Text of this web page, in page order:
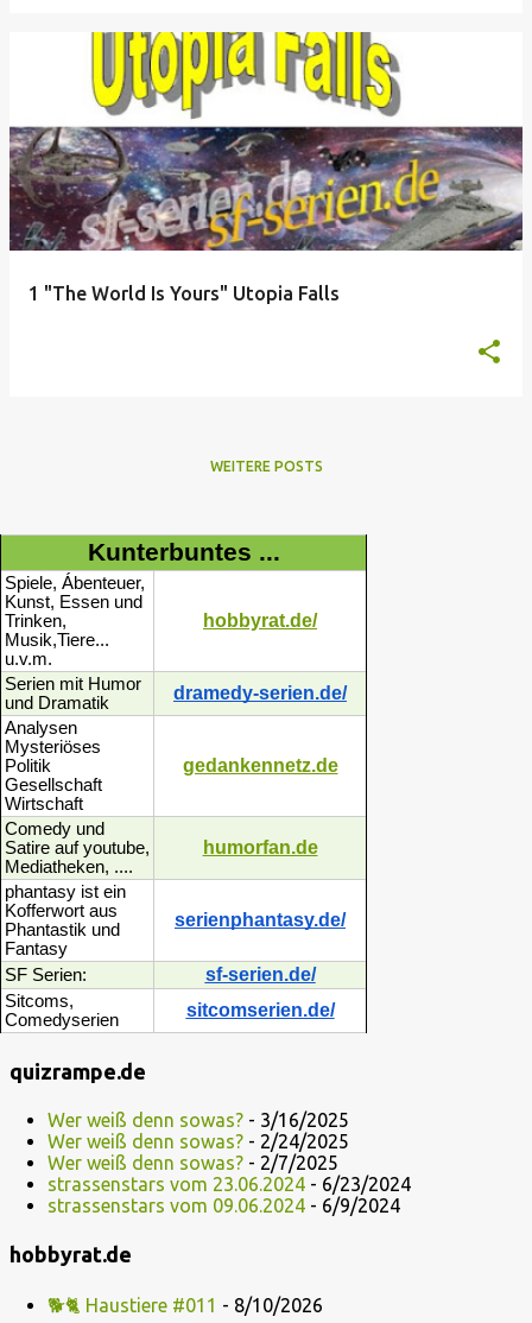
1 "The World Is Yours" Utopia Falls
WEITERE POSTS
Kunterbuntes ...
Spiele, Ábenteuer,
Kunst, Essen und
Trinken,
Musik,Tiere...
u.v.m.
hobbyrat.de/
Serien mit Humor
und Dramatik
dramedy-serien.de/
Analysen
Mysteriöses
Politik
Gesellschaft
Wirtschaft
gedankennetz.de
Comedy und
Satire auf youtube,
Mediatheken, ....
humorfan.de
phantasy ist ein
Kofferwort aus
Phantastik und
Fantasy
serienphantasy.de/
SF Serien: sf-serien.de/
Sitcoms,
Comedyserien
sitcomserien.de/
quizrampe.de
Wer weiß denn sowas? - 3/16/2025
Wer weiß denn sowas? - 2/24/2025
Wer weiß denn sowas? - 2/7/2025
strassenstars vom 23.06.2024 - 6/23/2024
strassenstars vom 09.06.2024 - 6/9/2024
hobbyrat.de
🐕🐈 Haustiere #011 - 8/10/2026